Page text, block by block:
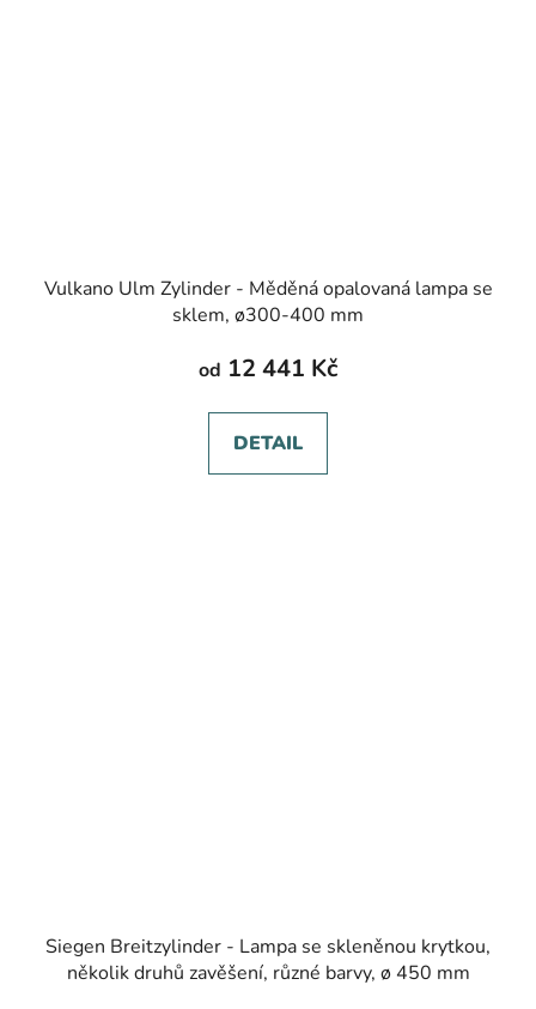
Vulkano Ulm Zylinder - Měděná opalovaná lampa se
sklem, ø300-400 mm
od 12 441 Kč
DETAIL
Siegen Breitzylinder - Lampa se skleněnou krytkou,
několik druhů zavěšení, různé barvy, ø 450 mm